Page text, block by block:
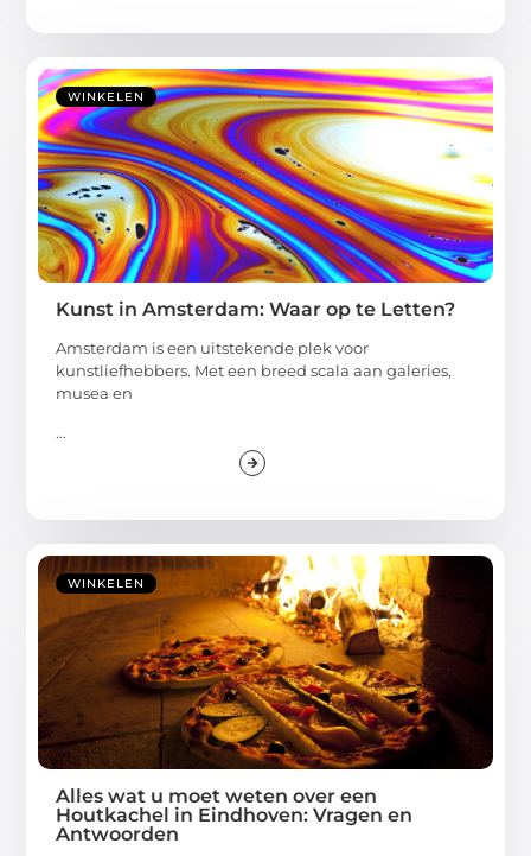
WINKELEN
Kunst in Amsterdam: Waar op te Letten?
Amsterdam is een uitstekende plek voor
kunstliefhebbers. Met een breed scala aan galeries,
musea en
...
WINKELEN
Alles wat u moet weten over een
Houtkachel in Eindhoven: Vragen en
Antwoorden